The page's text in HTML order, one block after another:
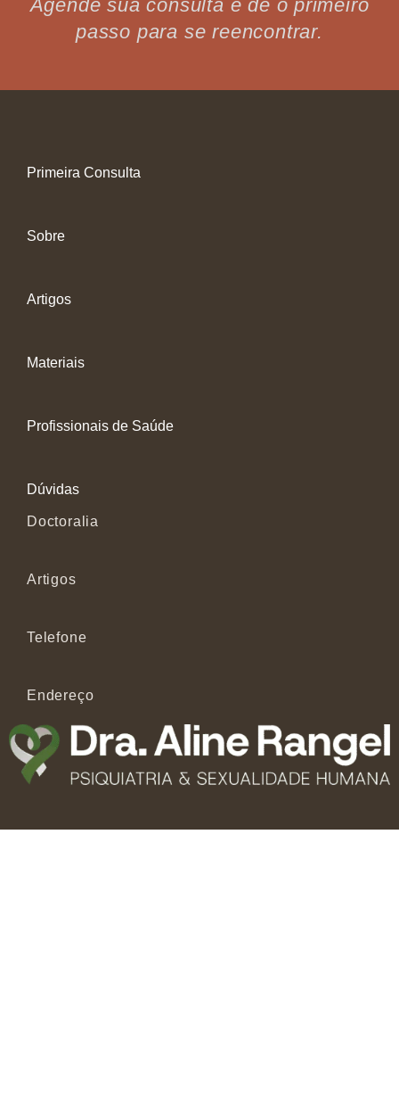
Agende sua consulta e dê o primeiro
passo para se reencontrar.
Primeira Consulta
Sobre
Artigos
Materiais
Profissionais de Saúde
Dúvidas
Doctoralia
Artigos
Telefone
Endereço